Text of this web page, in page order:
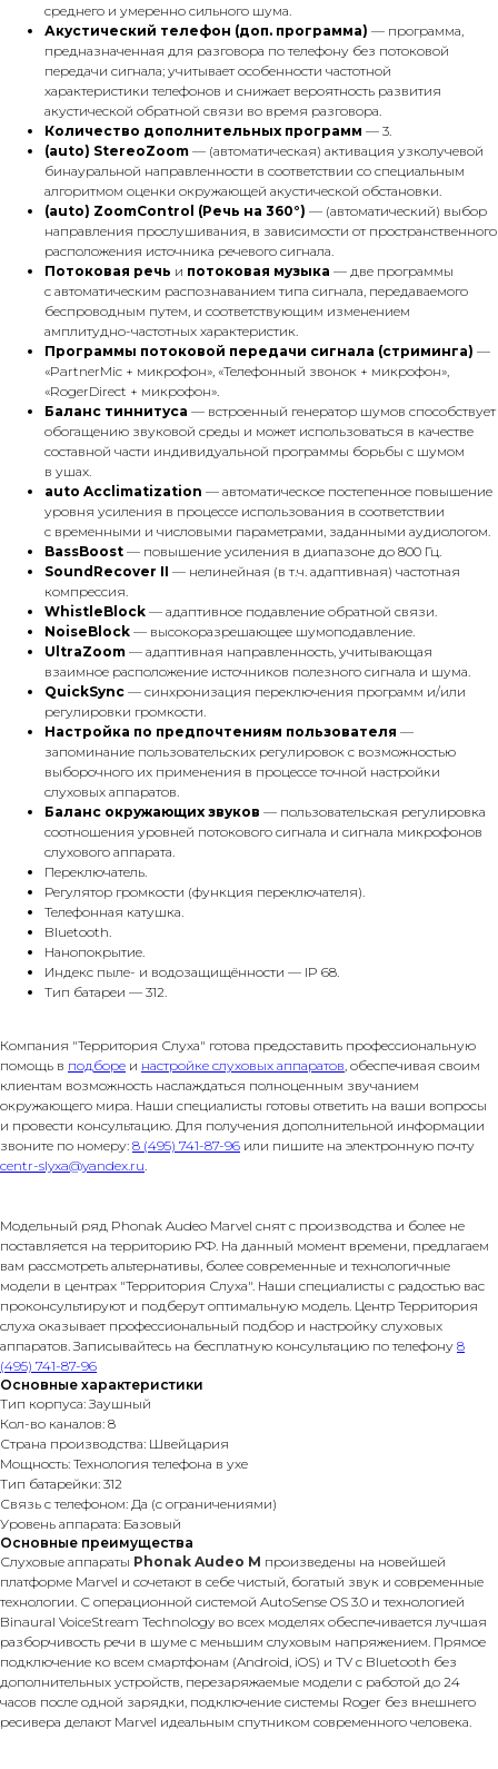
среднего и умеренно сильного шума.
Акустический телефон (доп. программа) — программа,
предназначенная для разговора по телефону без потоковой
передачи сигнала; учитывает особенности частотной
характеристики телефонов и снижает вероятность развития
акустической обратной связи во время разговора.
Количество дополнительных программ — 3.
(auto) StereoZoom — (автоматическая) активация узколучевой
бинауральной направленности в соответствии со специальным
алгоритмом оценки окружающей акустической обстановки.
(auto) ZoomControl (Речь на 360°) — (автоматический) выбор
направления прослушивания, в зависимости от пространственного
расположения источника речевого сигнала.
Потоковая речь и потоковая музыка — две программы
с автоматическим распознаванием типа сигнала, передаваемого
беспроводным путем, и соответствующим изменением
амплитудно-частотных характеристик.
Программы потоковой передачи сигнала (стриминга) —
«PartnerMic + микрофон», «Телефонный звонок + микрофон»,
«RogerDirect + микрофон».
Баланс тиннитуса — встроенный генератор шумов способствует
обогащению звуковой среды и может использоваться в качестве
составной части индивидуальной программы борьбы с шумом
в ушах.
auto Acclimatization — автоматическое постепенное повышение
уровня усиления в процессе использования в соответствии
с временными и числовыми параметрами, заданными аудиологом.
BassBoost — повышение усиления в диапазоне до 800 Гц.
SoundRecover II — нелинейная (в т.ч. адаптивная) частотная
компрессия.
WhistleBlock — адаптивное подавление обратной связи.
NoiseBlock — высокоразрешающее шумоподавление.
UltraZoom — адаптивная направленность, учитывающая
взаимное расположение источников полезного сигнала и шума.
QuickSync — синхронизация переключения программ и/или
регулировки громкости.
Настройка по предпочтениям пользователя —
запоминание пользовательских регулировок с возможностью
выборочного их применения в процессе точной настройки
слуховых аппаратов.
Баланс окружающих звуков — пользовательская регулировка
соотношения уровней потокового сигнала и сигнала микрофонов
слухового аппарата.
Переключатель.
Регулятор громкости (функция переключателя).
Телефонная катушка.
Bluetooth.
Нанопокрытие.
Индекс пыле- и водозащищённости — IP 68.
Тип батареи — 312.
Компания "Территория Слуха" готова предоставить профессиональную
помощь в подборе и настройке слуховых аппаратов, обеспечивая своим
клиентам возможность наслаждаться полноценным звучанием
окружающего мира. Наши специалисты готовы ответить на ваши вопросы
и провести консультацию. Для получения дополнительной информации
звоните по номеру: 8 (495) 741-87-96 или пишите на электронную почту
centr-slyxa@yandex.ru.
Модельный ряд Phonak Audeo Marvel снят с производства и более не
поставляется на территорию РФ. На данный момент времени, предлагаем
вам рассмотреть альтернативы, более современные и технологичные
модели в центрах "Территория Слуха". Наши специалисты с радостью вас
проконсультируют и подберут оптимальную модель. Центр Территория
слуха оказывает профессиональный подбор и настройку слуховых
аппаратов. Записывайтесь на бесплатную консультацию по телефону 8
(495) 741-87-96
Основные характеристики
Тип корпуса: Заушный
Кол-во каналов: 8
Страна производства: Швейцария
Мощность: Технология телефона в ухе
Тип батарейки: 312
Связь с телефоном: Да (с ограничениями)
Уровень аппарата: Базовый
Основные преимущества
Слуховые аппараты Phonak Audeo М произведены на новейшей
платформе Marvel и сочетают в себе чистый, богатый звук и современные
технологии. С операционной системой AutoSense OS 3.0 и технологией
Binaural VoiceStream Technology во всех моделях обеспечивается лучшая
разборчивость речи в шуме с меньшим слуховым напряжением. Прямое
подключение ко всем смартфонам (Android, iOS) и TV с Bluetooth без
дополнительных устройств, перезаряжаемые модели с работой до 24
часов после одной зарядки, подключение системы Roger без внешнего
ресивера делают Marvel идеальным спутником современного человека.